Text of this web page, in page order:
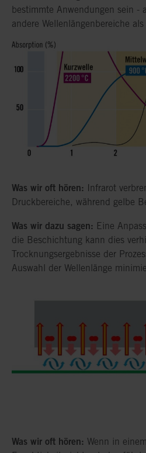
bestimmte Anwendungen sein -
andere Wellenlängenbereiche
Was wir oft hören: Infrarot
Druckbereiche, während gelbe
Was wir dazu sagen: Eine
die Beschichtung kann dies
Trocknungsergebnisse der
Auswahl der Wellenlänge
Was wir oft hören: Wenn in